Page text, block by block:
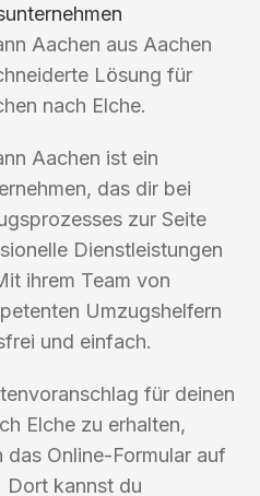
Aachen aus Aachen
Lösung für
nach Elche.
Aachen ist ein
das dir bei
zur Seite
Dienstleistungen
ihrem Team von
Umzugshelfern
und einfach.
für deinen
Elche zu erhalten,
Online-Formular auf
Dort kannst du